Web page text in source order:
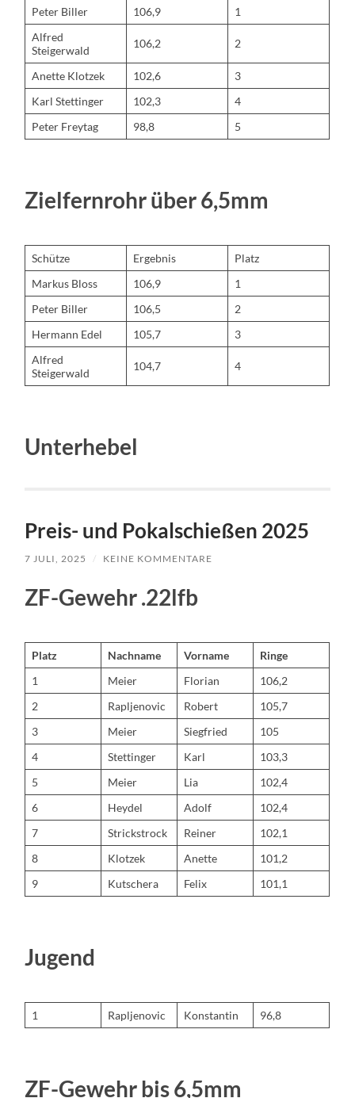
Peter Biller
106,9
1
Alfred
Steigerwald
106,2 2
Anette Klotzek 102,6
3
Karl Stettinger
102,3
4
Peter Freytag
98,8 5
Zielfernrohr über 6,5mm
Schütze Ergebnis
Platz
Markus Bloss
106,9
1
Peter Biller
106,5
2
Hermann Edel
105,7
3
Alfred
Steigerwald
104,7 4
Unterhebel
Preis- und Pokalschießen 2025
7 JULI, 2025 / KEINE KOMMENTARE
ZF-Gewehr .22lfb
Platz Nachname Vorname
Ringe
1
Meier Florian
106,2
2
Rapljenovic Robert
105,7
3
Meier Siegfried
105
4
Stettinger Karl
103,3
5
Meier Lia
102,4
6
Heydel Adolf
102,4
7
Strickstrock Reiner
102,1
8
Klotzek Anette
101,2
9
Kutschera Felix 101,1
Jugend
1 Rapljenovic Konstantin 96,8
ZF-Gewehr bis 6,5mm